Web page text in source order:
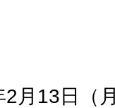
13日（